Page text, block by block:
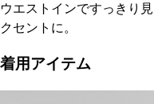
ウエストインですっきり
クセントに。
着用アイテム